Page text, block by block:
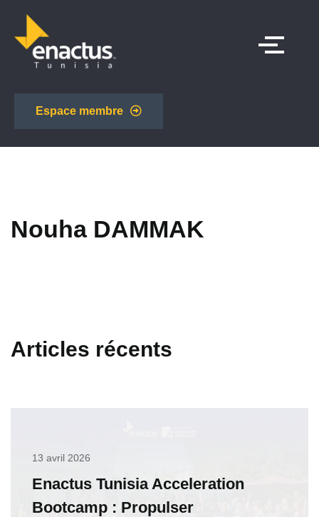
Espace membre
Nouha DAMMAK
Articles récents
13 avril 2026
Enactus Tunisia Acceleration
Bootcamp : Propulser